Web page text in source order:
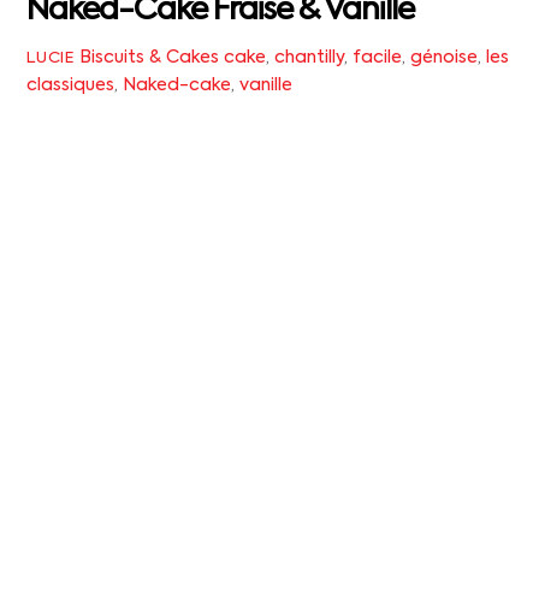
Naked-Cake Fraise & Vanille
LUCIE Biscuits & Cakes cake, chantilly, facile, génoise, les
classiques, Naked-cake,vanille